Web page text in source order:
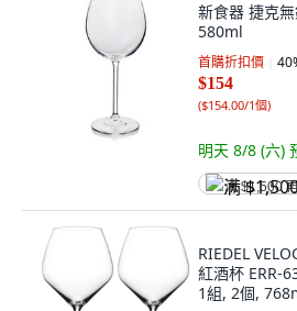
新食器 捷克
580ml
首購折扣價 40
$154
($154.00/1個)
明天 8/8 (六)
满 $1,500
RIEDEL
紅酒杯 ERR-
1組, 2個,